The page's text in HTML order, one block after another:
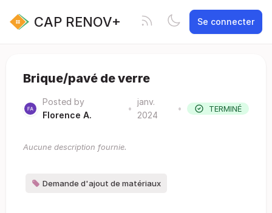
CAP RENOV+ Se connecter
Brique/pavé de verre
Posted by
Florence A.
•
janv.
2024
• TERMINÉ
Aucune description fournie.
Demande d'ajout de matériaux